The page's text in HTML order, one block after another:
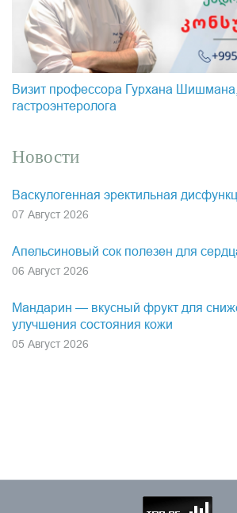
Визит профессора Гурхана Шишмана,
гастроэнтеролога
Новости
Васкулогенная эректильная
07 Август 2026
Апельсиновый сок полезен для
06 Август 2026
Мандарин — вкусный фрукт для
улучшения состояния кожи
05 Август 2026